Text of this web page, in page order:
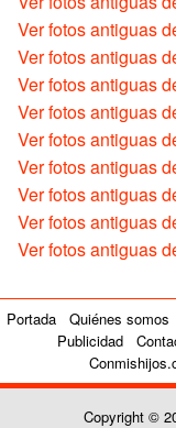
Ver fotos antiguas
Ver fotos antiguas
Ver fotos antiguas
Ver fotos antiguas
Ver fotos antiguas
Ver fotos antiguas
Ver fotos antiguas
Ver fotos antiguas
Ver fotos antiguas
Portada Quiénes somos
Publicidad
Copyright ©